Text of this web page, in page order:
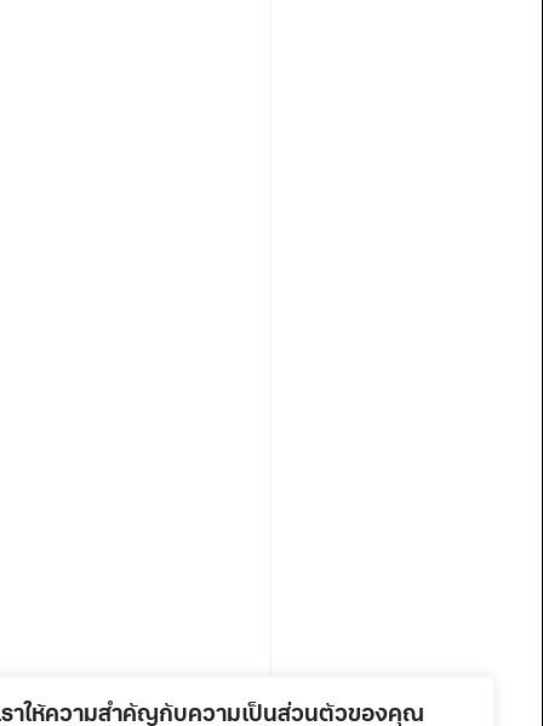
ราให้ความสำคัญกับความเป็นส่วนตัวของคุณ